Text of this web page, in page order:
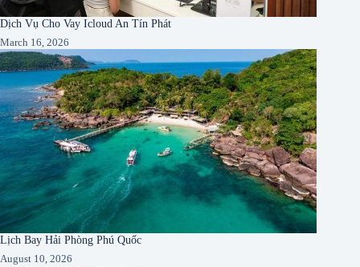
Dịch Vụ Cho Vay Icloud An Tín Phát
March 16, 2026
Lịch Bay Hải Phòng Phú Quốc
August 10, 2026